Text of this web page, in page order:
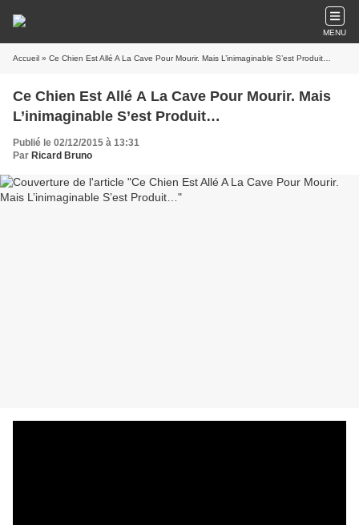
MENU
Accueil » Ce Chien Est Allé A La Cave Pour Mourir. Mais L’inimaginable S’est Produit…
Ce Chien Est Allé A La Cave Pour Mourir. Mais
L’inimaginable S’est Produit…
Publié le 02/12/2015 à 13:31
Par Ricard Bruno